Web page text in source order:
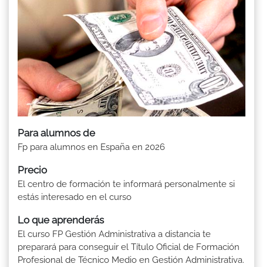
Para alumnos de
Fp para alumnos en España en 2026
Precio
El centro de formación te informará personalmente si
estás interesado en el curso
Lo que aprenderás
El curso FP Gestión Administrativa a distancia te
preparará para conseguir el Título Oficial de Formación
Profesional de Técnico Medio en Gestión Administrativa.